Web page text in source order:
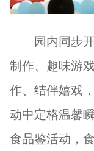
园内同步
制作、趣味游
作、结伴嬉戏
动中定格温馨
食品鉴活动，